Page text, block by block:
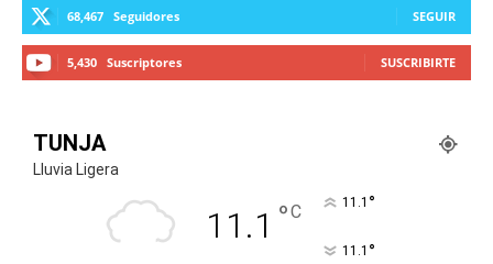
68,467 Seguidores SEGUIR
5,430 Suscriptores SUSCRIBIRTE
TUNJA
Lluvia Ligera
11.1 °C 11.1 °
11.1 °